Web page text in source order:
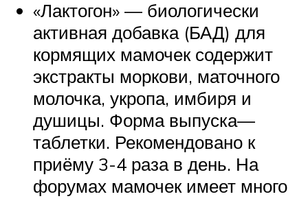
«Лактогон» — биологически
активная добавка (БАД) для
кормящих мамочек содержит
экстракты моркови, маточного
молочка, укропа, имбиря и
душицы. Форма выпуска—
таблетки. Рекомендовано к
приёму 3-4 раза в день. На
форумах мамочек имеет много